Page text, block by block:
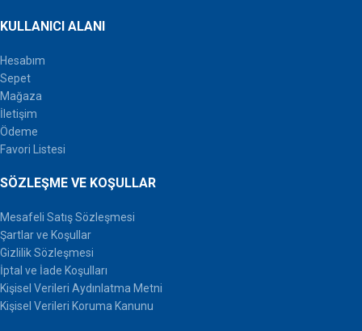
KULLANICI ALANI
Hesabım
Sepet
Mağaza
İletişim
Ödeme
Favori Listesi
SÖZLEŞME VE KOŞULLAR
Mesafeli Satış Sözleşmesi
Şartlar ve Koşullar
Gizlilik Sözleşmesi
İptal ve İade Koşulları
Kişisel Verileri Aydınlatma Metni
Kişisel Verileri Koruma Kanunu